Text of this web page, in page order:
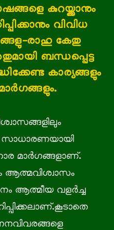
കുറയ്ക്കാനും
വിവിധ
രാഹു കേതു
ബന്ധപ്പെട്ട
കാര്യങ്ങളും
സാധാരണയായി
മാർഗങ്ങളാണ്.
ആത്മവിശ്വാസം
ആത്മീയ വളർച്ച